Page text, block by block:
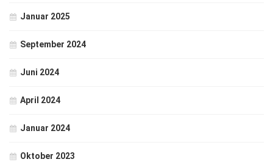
Januar 2025
September 2024
Juni 2024
April 2024
Januar 2024
Oktober 2023